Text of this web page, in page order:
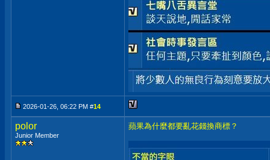
2026-01-26, 06:22 PM #14
polor
Junior Member
蘋果為什麼都要亂花錢換商標？